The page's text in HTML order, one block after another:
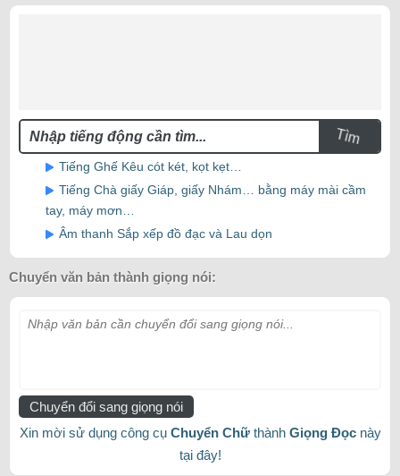
Tìm
Tiếng Ghế Kêu cót két, kọt kẹt…
Tiếng Chà giấy Giáp, giấy Nhám… bằng máy mài cầm
tay, máy mơn…
Âm thanh Sắp xếp đồ đạc và Lau dọn
Chuyển văn bản thành giọng nói:
Nhập văn bản cần chuyển đổi sang giọng nói...
Chuyển đổi sang giọng nói
Xin mời sử dụng công cụ Chuyển Chữthành Giọng Đọcnày
tại đây!